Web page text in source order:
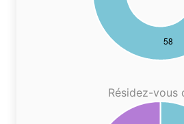
Résidez-vous